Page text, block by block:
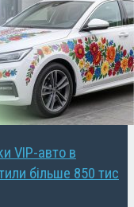
VIP-авто в
більше 850 тис